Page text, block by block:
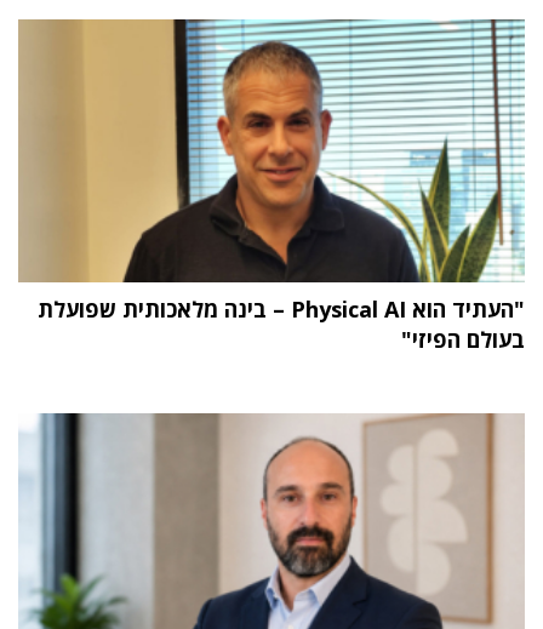
"העתיד הוא Physical AI – בינה מלאכותית שפועלת
בעולם הפיזי"